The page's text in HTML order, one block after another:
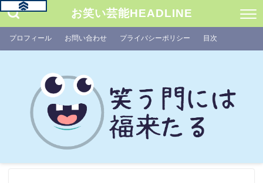
お笑い芸能HEADLINE
プロフィール お問い合わせ プライバシーポリシー 目次